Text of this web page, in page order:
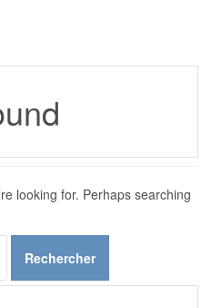
looking for. Perhaps searching